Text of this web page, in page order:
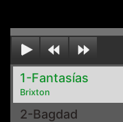
1-Fantasías
Brixton
2-Bagdad